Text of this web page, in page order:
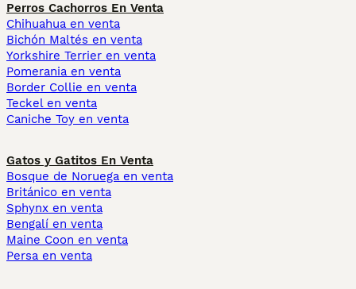
Perros Cachorros En Venta
Chihuahua en venta
Bichón Maltés en venta
Yorkshire Terrier en venta
Pomerania en venta
Border Collie en venta
Teckel en venta
Caniche Toy en venta
Gatos y Gatitos En Venta
Bosque de Noruega en venta
Británico en venta
Sphynx en venta
Bengalí en venta
Maine Coon en venta
Persa en venta